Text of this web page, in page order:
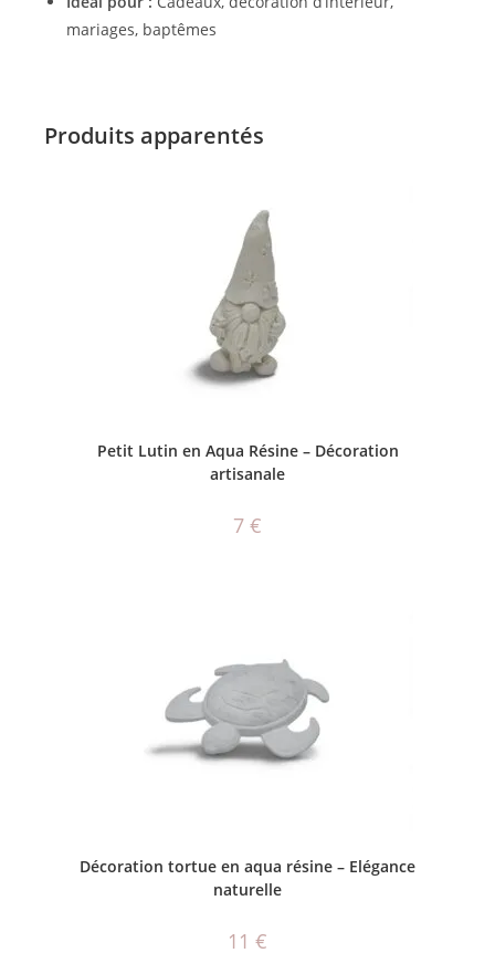
mariages, baptêmes
Produits apparentés
Petit Lutin en Aqua Résine – Décoration
artisanale
7 €
Décoration tortue en aqua résine – Elégance
naturelle
11 €